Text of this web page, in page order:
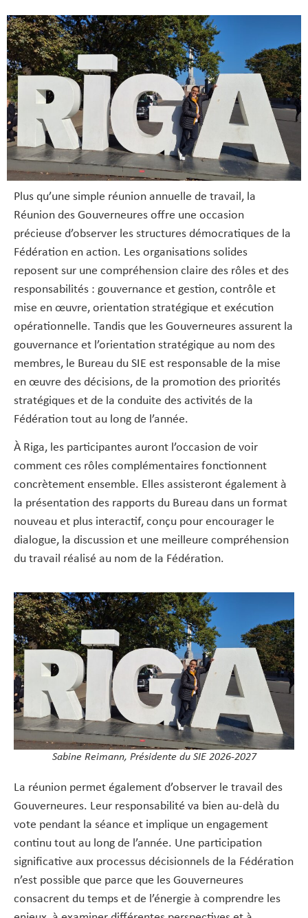
Plus qu’une simple réunion annuelle de travail, la
Réunion des Gouverneures offre une occasion
précieuse d’observer les structures démocratiques de la
Fédération en action. Les organisations solides
reposent sur une compréhension claire des rôles et des
responsabilités : gouvernance et gestion, contrôle et
mise en œuvre, orientation stratégique et exécution
opérationnelle. Tandis que les Gouverneures assurent la
gouvernance et l’orientation stratégique au nom des
membres, le Bureau du SIE est responsable de la mise
en œuvre des décisions, de la promotion des priorités
stratégiques et de la conduite des activités de la
Fédération tout au long de l’année.
À Riga, les participantes auront l’occasion de voir
comment ces rôles complémentaires fonctionnent
concrètement ensemble. Elles assisteront également à
la présentation des rapports du Bureau dans un format
nouveau et plus interactif, conçu pour encourager le
dialogue, la discussion et une meilleure compréhension
du travail réalisé au nom de la Fédération.
Sabine Reimann, Présidente du SIE 2026-2027
La réunion permet également d’observer le travail des
Gouverneures. Leur responsabilité va bien au-delà du
vote pendant la séance et implique un engagement
continu tout au long de l’année. Une participation
significative aux processus décisionnels de la Fédération
n’est possible que parce que les Gouverneures
consacrent du temps et de l’énergie à comprendre les